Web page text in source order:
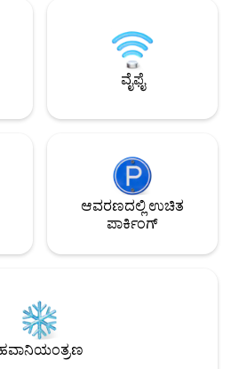
ಸುರಕ್ಷಿತ
ಲಭ್ಯವಿದೆ.
ದಯವಿಟ್ಟು ನಮಗೆ
‘ಝುಯಿಡರ್‌ಪಾರ್ಕ್'
ದಿನಸಿ ಅಂಗಡಿಗಳು
40 ನಿಮಿಷಗಳ
ವೈಫೈ
ಆವರಣದಲ್ಲಿ ಉಚಿತ
ಪಾರ್ಕಿಂಗ್